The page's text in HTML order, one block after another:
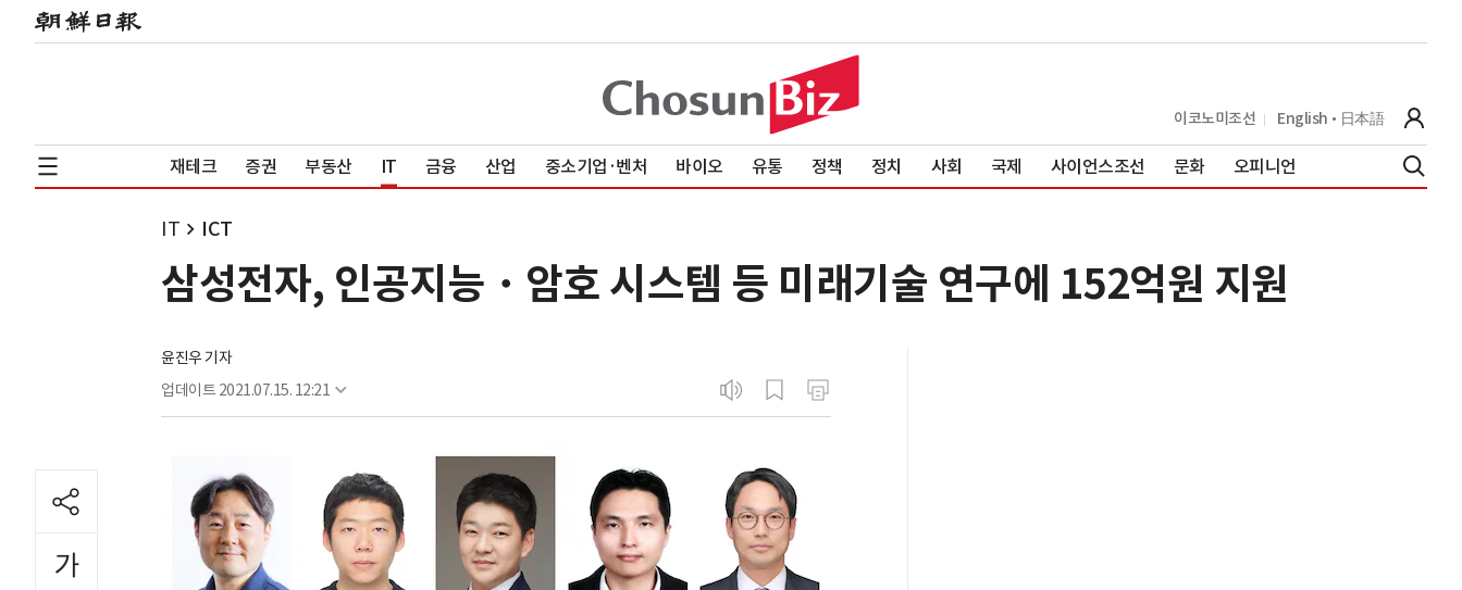
이코노미조선 English 日本語
재테크 증권 부동산 IT 금융 산업 중소기업·벤처 바이오 유통 정책 정치 사회 국제 사이언스조선 문화 오피니언
IT ICT
삼성전자, 인공지능・암호 시스템 등 미래기술 연구에 152억원 지원
윤진우 기자
업데이트 2021.07.15. 12:21